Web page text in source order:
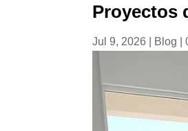
Proyectos
Jul 9, 2026 Blog |